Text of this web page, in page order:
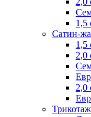
1,5
Сатин-
1,5
2,0
2,0
Трикотаж